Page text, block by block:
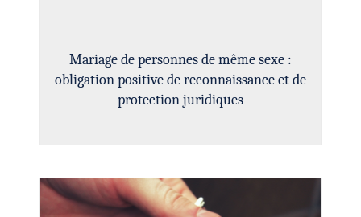
Mariage de personnes de même sexe :
obligation positive de reconnaissance et de
protection juridiques